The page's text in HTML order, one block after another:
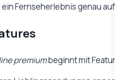
ein Fernseherlebnis genau
premiumbeginnt mit